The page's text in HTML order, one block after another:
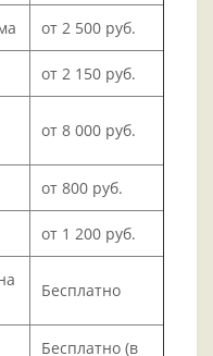
от 2 500 руб.
от 2 150 руб.
от 8 000 руб.
от 800 руб.
от 1 200 руб.
Бесплатно
Бесплатно (в